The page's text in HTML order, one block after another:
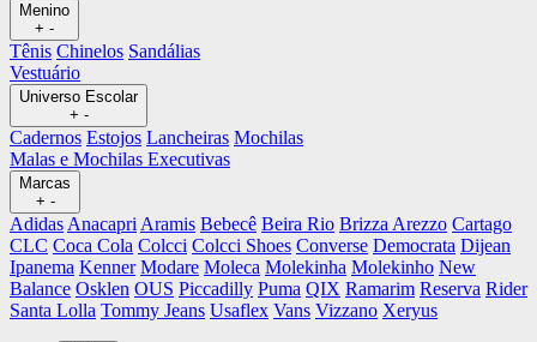
Menino
+ -
Tênis Chinelos Sandálias
Vestuário
Universo Escolar
+ -
Cadernos Estojos Lancheiras Mochilas
Malas e Mochilas Executivas
Marcas
+ -
Adidas Anacapri Aramis Bebecê Beira Rio Brizza Arezzo Cartago
CLC Coca Cola Colcci Colcci Shoes Converse Democrata Dijean
Ipanema Kenner Modare Moleca Molekinha Molekinho New
Balance Osklen OUS Piccadilly Puma QIX Ramarim Reserva Rider
Santa Lolla Tommy Jeans Usaflex Vans Vizzano Xeryus